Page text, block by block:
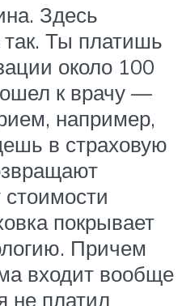
Здесь
так. Ты платишь
около 100
к врачу —
например,
в страховую
покрывает
Причем
входит вообще
не платил